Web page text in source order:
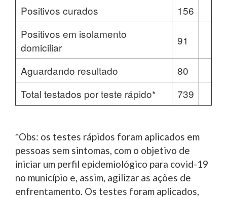
Positivos curados
156
Positivos em isolamento
domiciliar
91
Aguardando resultado
80
Total testados por teste rápido*
739
*Obs: os testes rápidos foram aplicados em
pessoas sem sintomas, com o objetivo de
iniciar um perfil epidemiológico para covid-19
no município e, assim, agilizar as ações de
enfrentamento. Os testes foram aplicados,